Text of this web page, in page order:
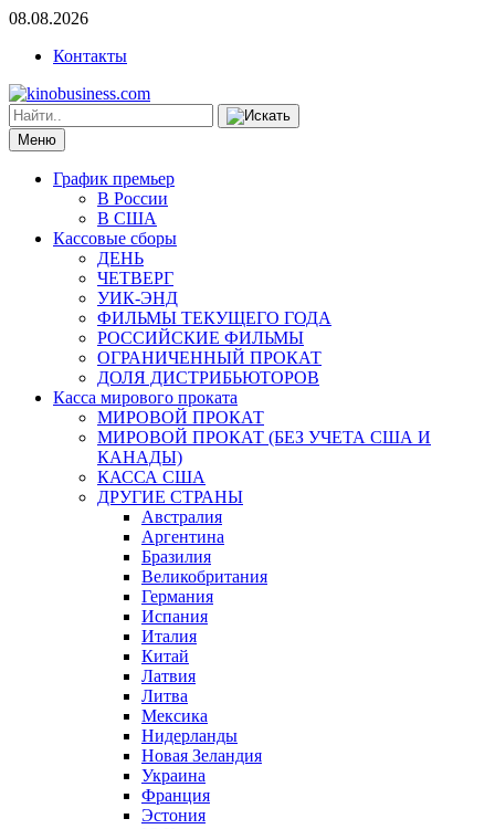
08.08.2026
Контакты
Меню
График премьер
В России
В США
Кассовые сборы
ДЕНЬ
ЧЕТВЕРГ
УИК-ЭНД
ФИЛЬМЫ ТЕКУЩЕГО ГОДА
РОССИЙСКИЕ ФИЛЬМЫ
ОГРАНИЧЕННЫЙ ПРОКАТ
ДОЛЯ ДИСТРИБЬЮТОРОВ
Касса мирового проката
МИРОВОЙ ПРОКАТ
МИРОВОЙ ПРОКАТ (БЕЗ УЧЕТА США И
КАНАДЫ)
КАССА США
ДРУГИЕ СТРАНЫ
Австралия
Аргентина
Бразилия
Великобритания
Германия
Испания
Италия
Китай
Латвия
Литва
Мексика
Нидерланды
Новая Зеландия
Украина
Франция
Эстония